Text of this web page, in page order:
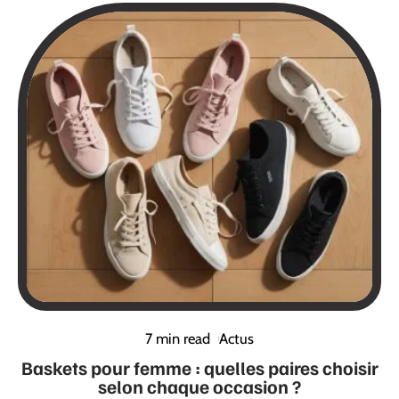
7 min read Actus
Baskets pour femme : quelles paires choisir
selon chaque occasion ?